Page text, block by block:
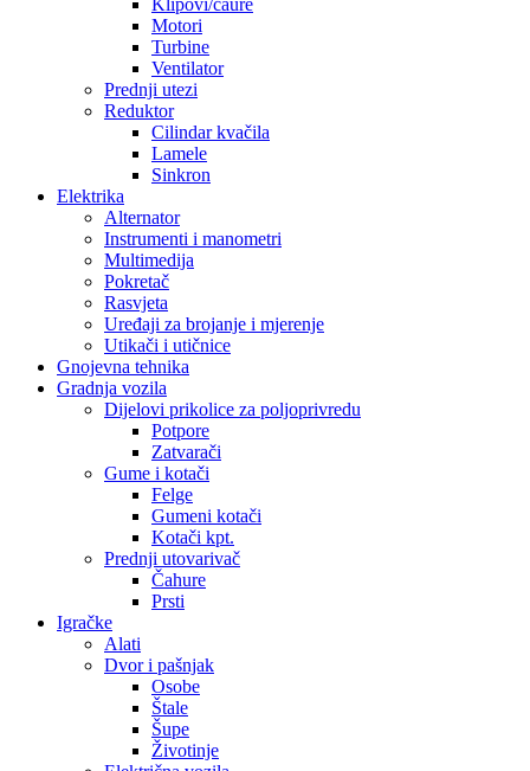
Klipovi/čaure
Motori
Turbine
Ventilator
Prednji utezi
Reduktor
Cilindar kvačila
Lamele
Sinkron
Elektrika
Alternator
Instrumenti i manometri
Multimedija
Pokretač
Rasvjeta
Uređaji za brojanje i mjerenje
Utikači i utičnice
Gnojevna tehnika
Gradnja vozila
Dijelovi prikolice za poljoprivredu
Potpore
Zatvarači
Gume i kotači
Felge
Gumeni kotači
Kotači kpt.
Prednji utovarivač
Čahure
Prsti
Igračke
Alati
Dvor i pašnjak
Osobe
Štale
Šupe
Životinje